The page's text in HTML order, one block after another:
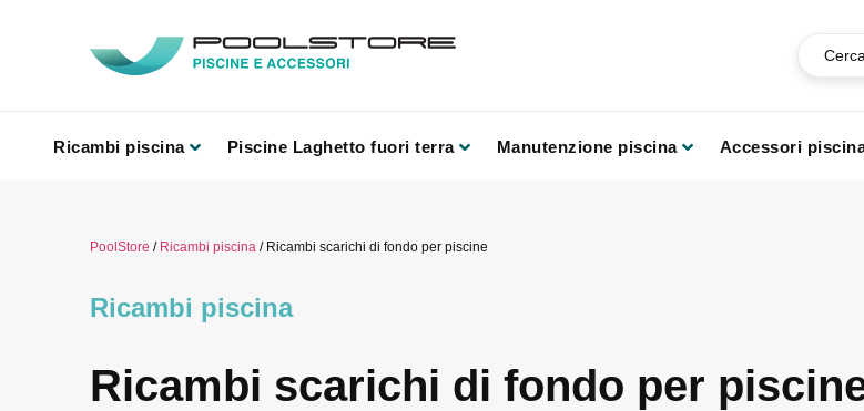
Ricambi piscina Piscine Laghetto fuori terra Manutenzione piscina Accessori
PoolStore / Ricambi piscina/ Ricambi scarichi di fondo per piscine
Ricambi piscina
Ricambi scarichi di fondo per